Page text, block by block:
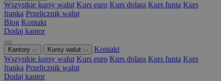
Wszystkie kursy walut Kurs euro Kurs dolara Kurs funta Kurs
franka Przelicznik walut
Blog Kontakt
Dodaj kantor
Kantory Kursy walut
Kontakt
Wszystkie kursy walut Kurs euro Kurs dolara Kurs funta Kurs
franka Przelicznik walut
Dodaj kantor